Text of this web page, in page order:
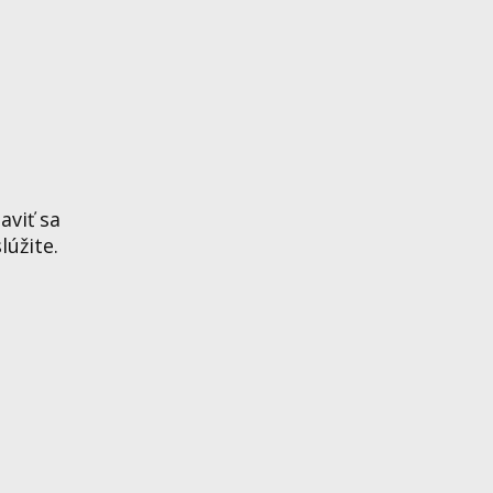
sa